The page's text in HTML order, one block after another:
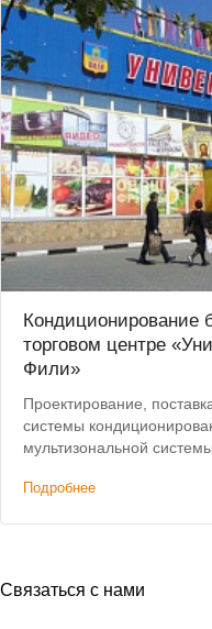
Кондиционирование
торговом центре
Фили»
Проектирование,
системы
мультизональной
Подробнее
Связаться с нами